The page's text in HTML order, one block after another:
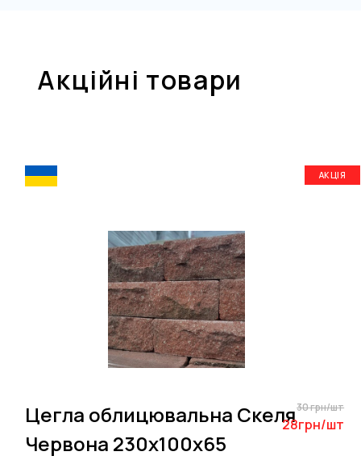
Акційні товари
АКЦІЯ
Цегла облицювальна Скеля
Червона 230х100х65
30 грн/шт
28грн/шт